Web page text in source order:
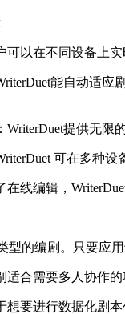
可以在不同设备上
能自动适应
WriterDuet提供无限
可在多种设
在线编辑，
型的编剧。只要应
适合需要多人协作
想要进行数据化剧